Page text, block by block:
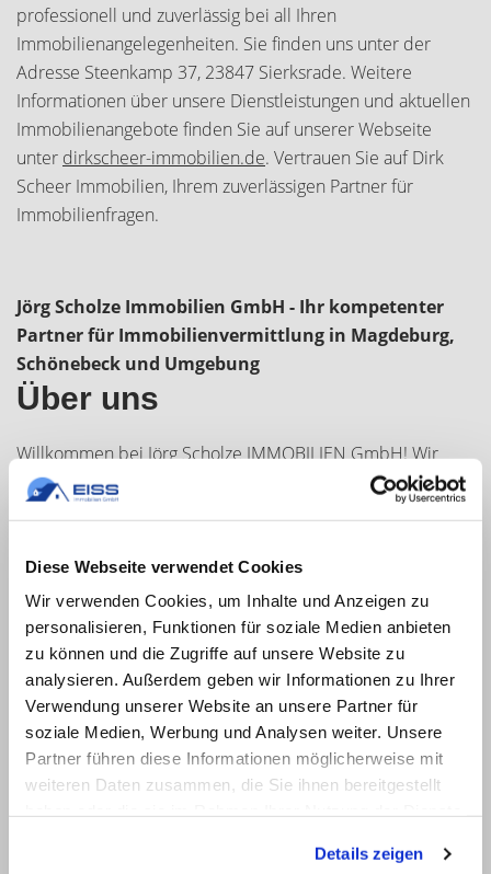
Diese Webseite verwendet Cookies
Wir verwenden Cookies, um Inhalte und Anzeigen zu
personalisieren, Funktionen für soziale Medien anbieten
zu können und die Zugriffe auf unsere Website zu
analysieren. Außerdem geben wir Informationen zu Ihrer
Verwendung unserer Website an unsere Partner für
soziale Medien, Werbung und Analysen weiter. Unsere
Partner führen diese Informationen möglicherweise mit
weiteren Daten zusammen, die Sie ihnen bereitgestellt
Details zeigen
professionell und zuverlässig bei all Ihren
Immobilienangelegenheiten. Sie finden uns unter der
Adresse Steenkamp 37, 23847 Sierksrade. Weitere
Informationen über unsere Dienstleistungen und aktuellen
Immobilienangebote finden Sie auf unserer Webseite
unter dirkscheer-immobilien.de. Vertrauen Sie auf Dirk
Scheer Immobilien, Ihrem zuverlässigen Partner für
Immobilienfragen.
Jörg Scholze Immobilien GmbH - Ihr kompetenter
Partner für Immobilienvermittlung in Magdeburg,
Schönebeck und Umgebung
Über uns
Willkommen bei Jörg Scholze IMMOBILIEN GmbH! Wir
sind ein erfahrenes Team von Immobilienmaklern und
stehen Ihnen als kompetenter, vertrauenswürdiger und
zur Seite. Unser Ziel ist es, Verkäufer und Käufer
zusammenzuführen und das beste Ergebnis für alle
Beteiligten zu erzielen.
Gründungsdatum: 2003
Adresse: Chauseestraße 1, 39218 Schönebeck
Unsere Stärken
spezialisiert auf die Vermittlung von Wohn- und